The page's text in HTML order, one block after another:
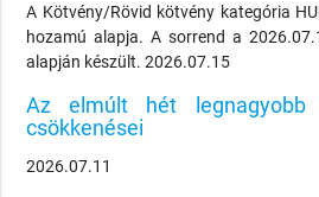
A Kötvény/Rövid kötvény kategória
hozamú alapja. A sorrend a
alapján készült. 2026.07.15
Az elmúlt hét legnagyobb
csökkenései
2026.07.11